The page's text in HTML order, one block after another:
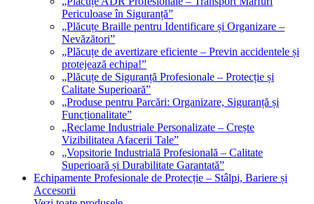
Periculoase în Siguranță”
„Plăcuțe Braille pentru Identificare și Organizare –
Nevăzători”
„Plăcuțe de avertizare eficiente – Previn accidentele și
protejează echipa!”
„Plăcuțe de Siguranță Profesionale – Protecție și
Calitate Superioară”
„Produse pentru Parcări: Organizare, Siguranță și
Funcționalitate”
„Reclame Industriale Personalizate – Crește
Vizibilitatea Afacerii Tale”
„Vopsitorie Industrială Profesională – Calitate
Superioară și Durabilitate Garantată”
Echipamente Profesionale de Protecție – Stâlpi, Bariere și
Accesorii